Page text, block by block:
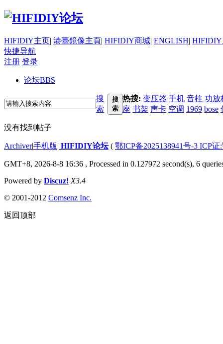
HIFIDIY主页| 港臺鏡像主頁| HIFIDIY商城| ENGLISH|
快捷导航
注册 登录
论坛BBS
搜
索
搜
索
热搜: 变压器 手机 音柱 功放
座 书架 声卡 空调 1969 bose
没有找到帖子
Archiver|手机版| HIFIDIY论坛( 鄂ICP备2025138941号-3 ICP
GMT+8, 2026-8-8 16:36 , Processed in 0.127972 second(s), 6
Powered by Discuz! X3.4
© 2001-2012 Comsenz Inc.
返回顶部